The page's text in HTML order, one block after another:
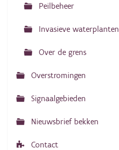
Peilbeheer
Invasieve waterplanten
Over de grens
Overstromingen
Signaalgebieden
Nieuwsbrief bekken
Contact